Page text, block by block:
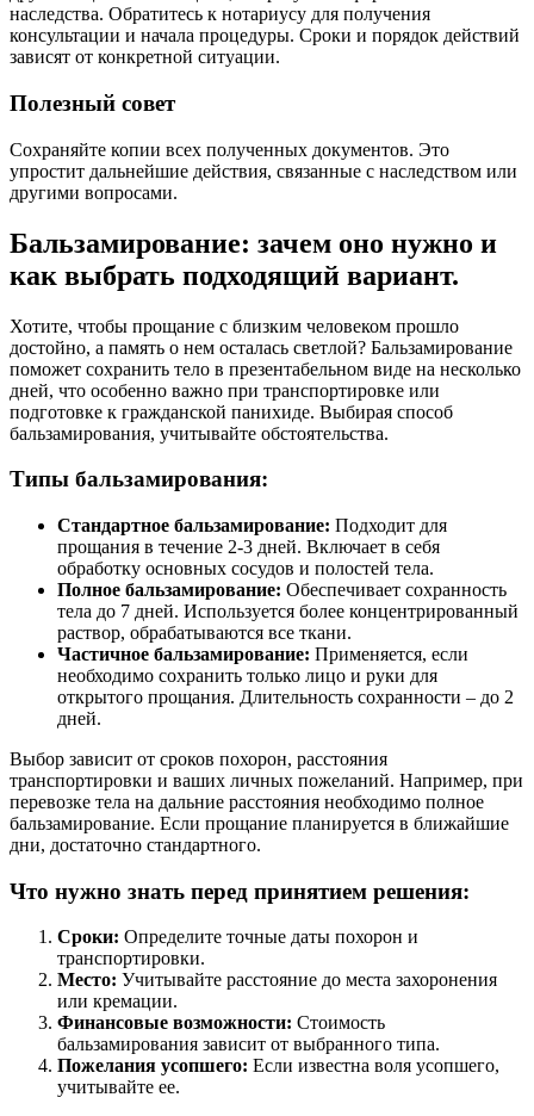
наследства. Обратитесь к нотариусу для получения
консультации и начала процедуры. Сроки и порядок действий
зависят от конкретной ситуации.
Полезный совет
Сохраняйте копии всех полученных документов. Это
упростит дальнейшие действия, связанные с наследством или
другими вопросами.
Бальзамирование: зачем оно нужно и
как выбрать подходящий вариант.
Хотите, чтобы прощание с близким человеком прошло
достойно, а память о нем осталась светлой? Бальзамирование
поможет сохранить тело в презентабельном виде на несколько
дней, что особенно важно при транспортировке или
подготовке к гражданской панихиде. Выбирая способ
бальзамирования, учитывайте обстоятельства.
Типы бальзамирования:
Стандартное бальзамирование: Подходит для
прощания в течение 2-3 дней. Включает в себя
обработку основных сосудов и полостей тела.
Полное бальзамирование: Обеспечивает сохранность
тела до 7 дней. Используется более концентрированный
раствор, обрабатываются все ткани.
Частичное бальзамирование: Применяется, если
необходимо сохранить только лицо и руки для
открытого прощания. Длительность сохранности – до 2
дней.
Выбор зависит от сроков похорон, расстояния
транспортировки и ваших личных пожеланий. Например, при
перевозке тела на дальние расстояния необходимо полное
бальзамирование. Если прощание планируется в ближайшие
дни, достаточно стандартного.
Что нужно знать перед принятием решения:
Сроки: Определите точные даты похорон и
транспортировки.
Место: Учитывайте расстояние до места захоронения
или кремации.
Финансовые возможности: Стоимость
бальзамирования зависит от выбранного типа.
Пожелания усопшего: Если известна воля усопшего,
учитывайте ее.